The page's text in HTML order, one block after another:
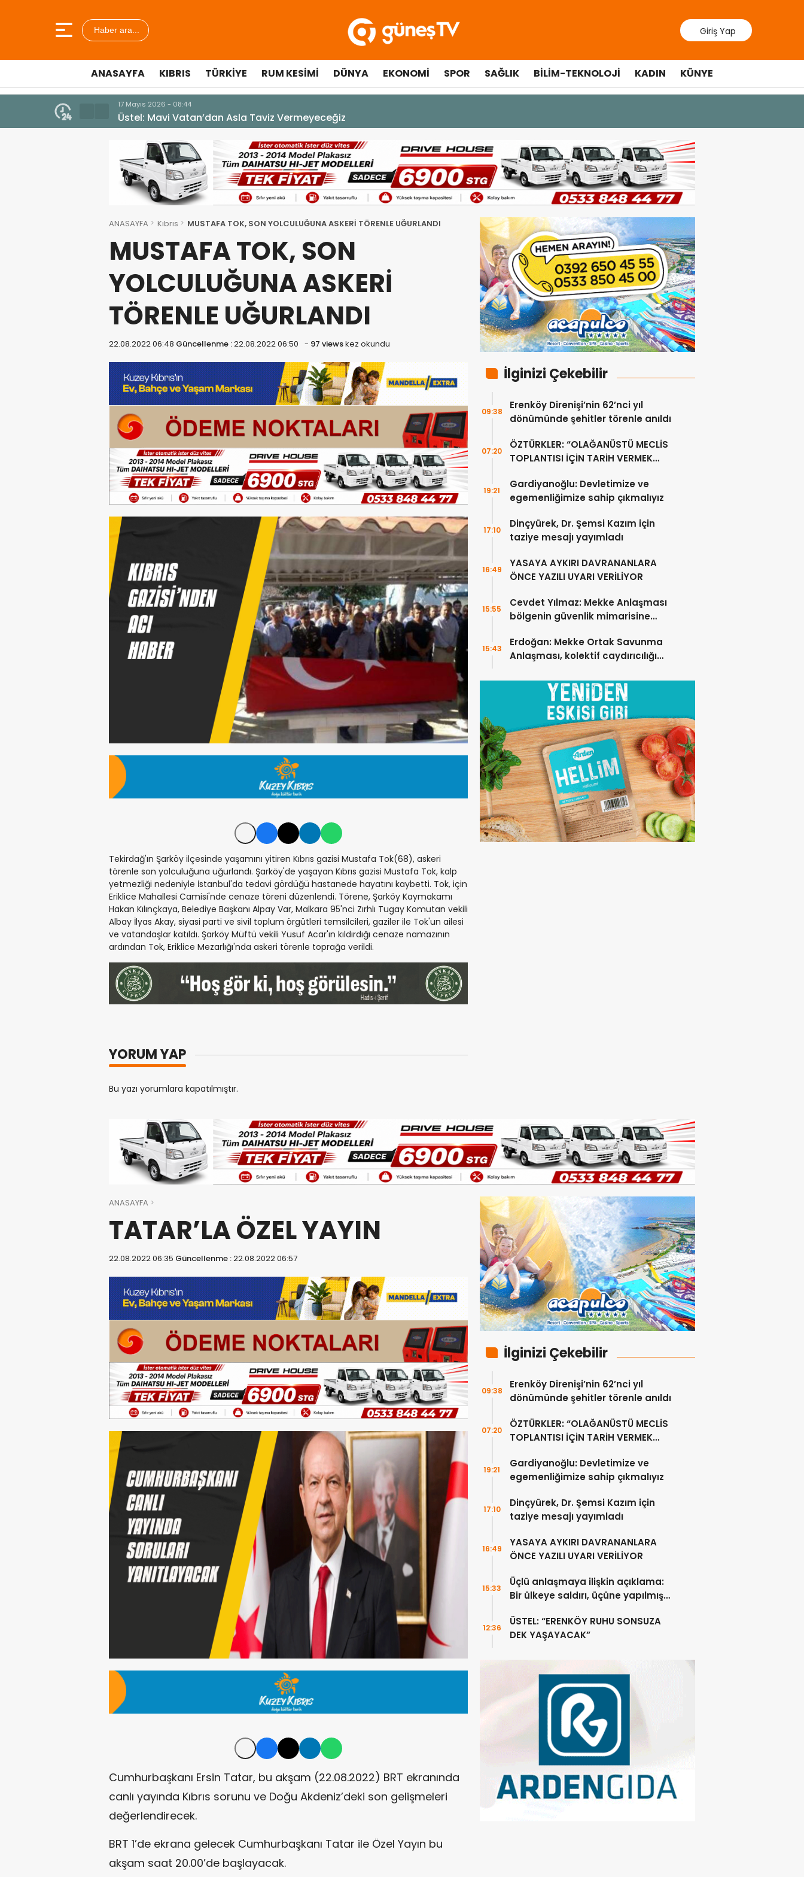
Haber ara... Giriş Yap
ANASAYFA KIBRIS TÜRKIYE RUM KESIMI DÜNYA EKONOMI SPOR SAĞLIK BILIM-TEKNOLOJI KADIN KÜNYE
7 Ağustos 2026 - 12:36
ÜSTEL: “ERENKÖY RUHU SONSUZA DEK YAŞAYACAK”
ANASAYFA Kıbrıs MUSTAFA TOK, SON YOLCULUĞUNA ASKERİ TÖRENLE UĞURLANDI
MUSTAFA TOK, SON
YOLCULUĞUNA ASKERİ
TÖRENLE UĞURLANDI
22.08.2022 06:48 Güncellenme :22.08.2022 06:50 - 97 viewskez okundu
Tekirdağ'ın Şarköy ilçesinde yaşamını yitiren Kıbrıs gazisi Mustafa Tok(68), askeri
törenle son yolculuğuna uğurlandı. Şarköy'de yaşayan Kıbrıs gazisi Mustafa Tok, kalp
yetmezliği nedeniyle İstanbul'da tedavi gördüğü hastanede hayatını kaybetti. Tok, için
Eriklice Mahallesi Camisi'nde cenaze töreni düzenlendi. Törene, Şarköy Kaymakamı
Hakan Kılınçkaya, Belediye Başkanı Alpay Var, Malkara 95'nci Zırhlı Tugay Komutan vekili
Albay İlyas Akay, siyasi parti ve sivil toplum örgütleri temsilcileri, gaziler ile Tok'un ailesi
ve vatandaşlar katıldı. Şarköy Müftü vekili Yusuf Acar'ın kıldırdığı cenaze namazının
ardından Tok, Eriklice Mezarlığı'nda askeri törenle toprağa verildi.
YORUM YAP
Bu yazı yorumlara kapatılmıştır.
İlginizi Çekebilir
Erenköy Direnişi’nin 62’nci yıl
dönümünde şehitler törenle anıldı
09:38
ÖZTÜRKLER: “OLAĞANÜSTÜ MECLİS
TOPLANTISI İÇİN TARİH VERMEK
07:20
Gardiyanoğlu: Devletimize ve
egemenliğimize sahip çıkmalıyız
19:21
Dinçyürek, Dr. Şemsi Kazım için
taziye mesajı yayımladı
17:10
YASAYA AYKIRI DAVRANANLARA
ÖNCE YAZILI UYARI VERİLİYOR
16:49
Cevdet Yılmaz: Mekke Anlaşması
bölgenin güvenlik mimarisine
15:55
Erdoğan: Mekke Ortak Savunma
Anlaşması, kolektif caydırıcılığı
15:43
ANASAYFA
TATAR’LA ÖZEL YAYIN
22.08.2022 06:35 Güncellenme :22.08.2022 06:57
Cumhurbaşkanı Ersin Tatar, bu akşam (22.08.2022) BRT ekranında
canlı yayında Kıbrıs sorunu ve Doğu Akdeniz’deki son gelişmeleri
değerlendirecek.
BRT 1’de ekrana gelecek Cumhurbaşkanı Tatar ile Özel Yayın bu
akşam saat 20.00’de başlayacak.
İlginizi Çekebilir
Erenköy Direnişi’nin 62’nci yıl
dönümünde şehitler törenle anıldı
09:38
ÖZTÜRKLER: “OLAĞANÜSTÜ MECLİS
TOPLANTISI İÇİN TARİH VERMEK
07:20
Gardiyanoğlu: Devletimize ve
egemenliğimize sahip çıkmalıyız
19:21
Dinçyürek, Dr. Şemsi Kazım için
taziye mesajı yayımladı
17:10
YASAYA AYKIRI DAVRANANLARA
ÖNCE YAZILI UYARI VERİLİYOR
16:49
Üçlü anlaşmaya ilişkin açıklama:
Bir ülkeye saldırı, üçüne yapılmış
15:33
ÜSTEL: “ERENKÖY RUHU SONSUZA
DEK YAŞAYACAK”
12:36